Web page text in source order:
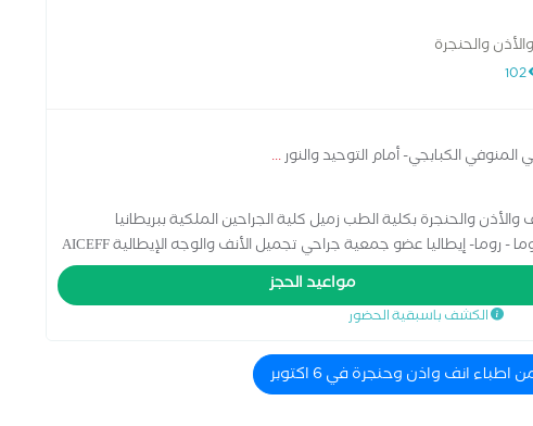
والحنجرة
102
الكبابجي- أمام التوحيد والنور...
والحنجرة بكلية الطب زميل كلية الجراحين الملكية ببريطانيا
مواعيد الحجز
الكشف باسبقية الحضور
اطباء انف واذن وحنجرة في 6 اكتوبر